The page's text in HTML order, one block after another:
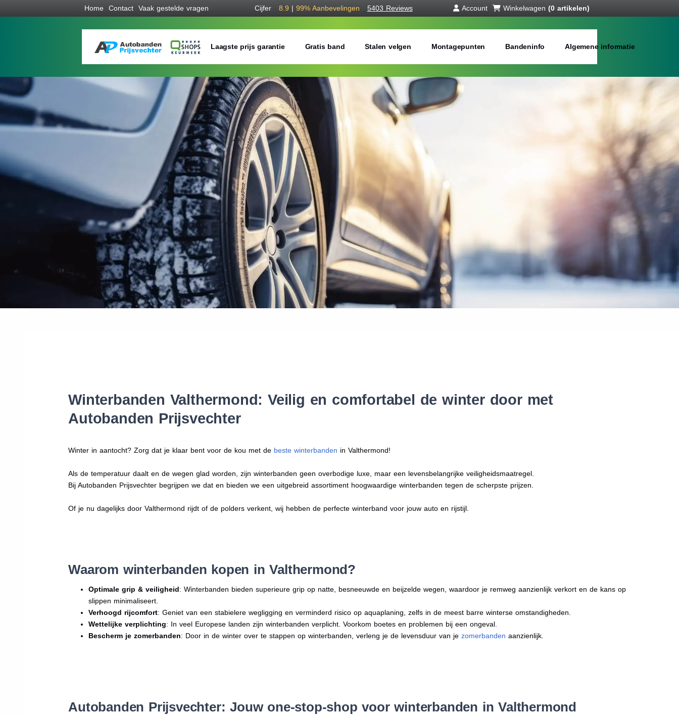
Home Contact Vaak gestelde vragen Cijfer 8.9 | 99% Aanbevelingen 5403 Reviews Account Winkelwagen (0 artikelen)
Laagste prijs garantie Gratis band Stalen velgen Montagepunten Bandeninfo Algemene informatie
Bestel voordelig winterbanden
Seizoen:
Breedte: Hoogte:
Waar vind ik de maat van mijn banden
Help mij met bestellen
Winterbanden Valthermond: Veilig en comfortabel de winter door met
Autobanden Prijsvechter
Winter in aantocht? Zorg dat je klaar bent voor de kou met de beste winterbanden in Valthermond!
Als de temperatuur daalt en de wegen glad worden, zijn winterbanden geen overbodige luxe, maar een levensbelangrijke veiligheidsmaatregel.
Bij Autobanden Prijsvechter begrijpen we dat en bieden we een uitgebreid assortiment hoogwaardige winterbanden tegen de scherpste prijzen.
Of je nu dagelijks door Valthermond rijdt of de polders verkent, wij hebben de perfecte winterband voor jouw auto en rijstijl.
Waarom winterbanden kopen in Valthermond?
Optimale grip & veiligheid: Winterbanden bieden superieure grip op natte, besneeuwde en beijzelde wegen, waardoor je remweg aanzienlijk verkort en de kans op
slippen minimaliseert.
Verhoogd rijcomfort: Geniet van een stabielere wegligging en verminderd risico op aquaplaning, zelfs in de meest barre winterse omstandigheden.
Wettelijke verplichting: In veel Europese landen zijn winterbanden verplicht. Voorkom boetes en problemen bij een ongeval.
Bescherm je zomerbanden: Door in de winter over te stappen op winterbanden, verleng je de levensduur van jezomerbanden aanzienlijk.
Autobanden Prijsvechter: Jouw one-stop-shop voor winterbanden in Valthermond